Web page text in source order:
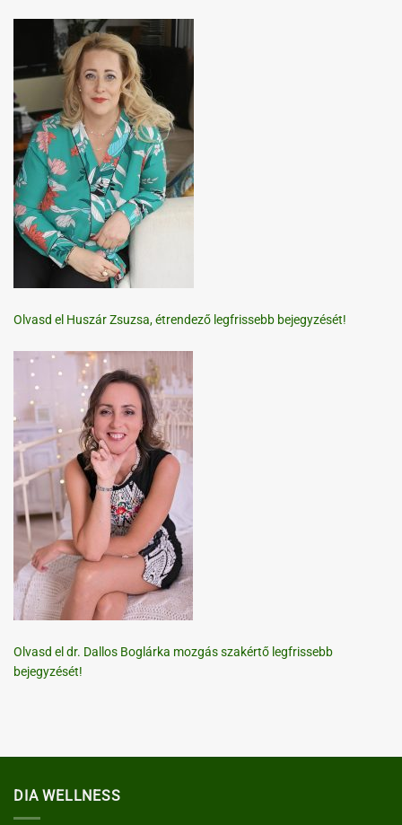
Olvasd el Huszár Zsuzsa, étrendező legfrissebb bejegyzését!
Olvasd el dr. Dallos Boglárka mozgás szakértő legfrissebb
bejegyzését!
DIA WELLNESS